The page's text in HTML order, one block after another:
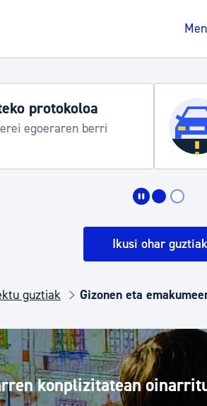
protokoloa
egoeraren berri
Ikusi ohar guztiak
guztiak Gizonen eta
konplizitatean